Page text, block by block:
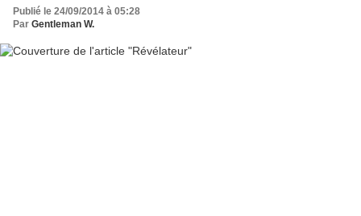
Publié le 24/09/2014 à 05:28
Par Gentleman W.